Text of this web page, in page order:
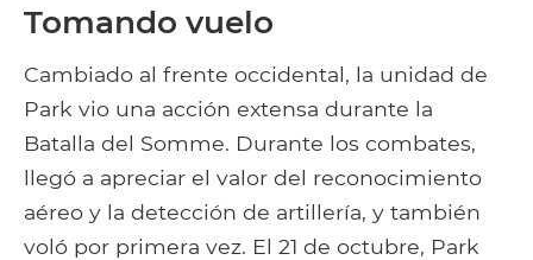
Tomando vuelo
Cambiado al frente occidental, la unidad de
Park vio una acción extensa durante la
Batalla del Somme. Durante los combates,
llegó a apreciar el valor del reconocimiento
aéreo y la detección de artillería, y también
voló por primera vez. El 21 de octubre, Park